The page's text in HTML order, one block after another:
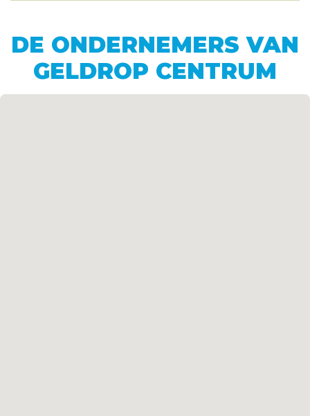
DE ONDERNEMERS VAN
GELDROP CENTRUM